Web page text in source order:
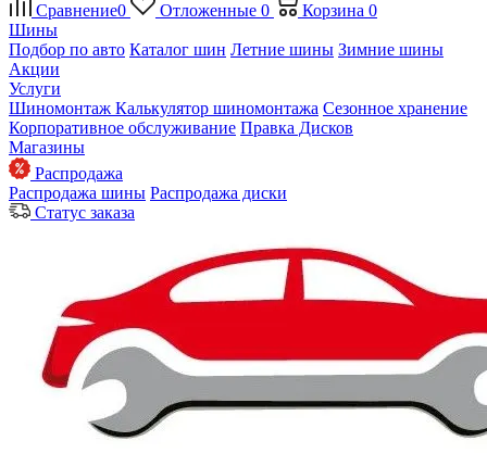
Сравнение0 Отложенные 0 Корзина 0
Шины
Подбор по авто Каталог шин Летние шины Зимние шины
Акции
Услуги
Шиномонтаж Калькулятор шиномонтажа Сезонное хранение
Корпоративное обслуживание Правка Дисков
Магазины
Распродажа
Распродажа шины Распродажа диски
Статус заказа